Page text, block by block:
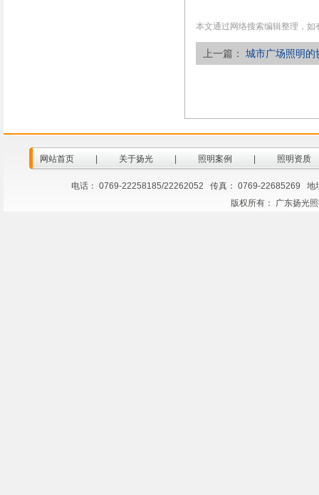
本文通过网络搜索编辑整理，
上一篇： 城市广场照明的
网站首页 关于扬光 照明案例 照明资质
电话： 0769-22258185/22262052 传真： 0769-22685269 地
版权所有： 广东扬光